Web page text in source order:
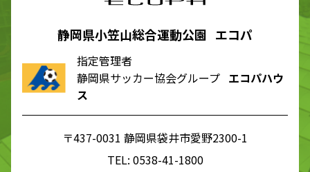
静岡県小笠山総合運動公園 エコパ
指定管理者
静岡県サッカー協会グループ エコパハウ
ス
〒437-0031 静岡県袋井市愛野2300-1
TEL: 0538-41-1800